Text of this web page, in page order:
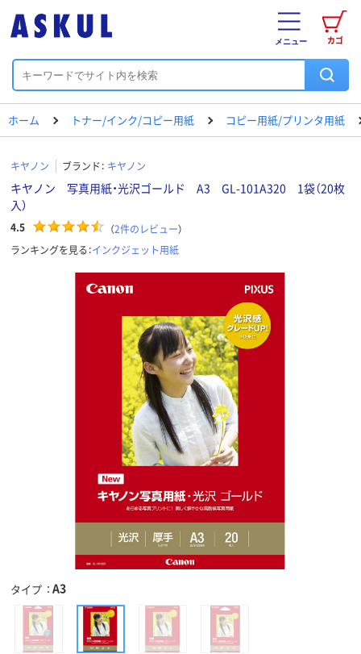
カゴ
メニュー
ホーム トナー/インク/コピー用紙 コピー用紙/プリンタ用紙
キヤノン ブランド： キヤノン
キヤノン 写真用紙・光沢ゴールド A3 GL-101A320 1袋（20枚
入）
4.5 （2件のレビュー）
ランキングを見る：インクジェット用紙
タイプ A3